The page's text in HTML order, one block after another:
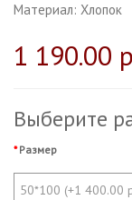
Материал: Хлопок
1 190.00
Выберите
Размер
50*100 (+1 400.00